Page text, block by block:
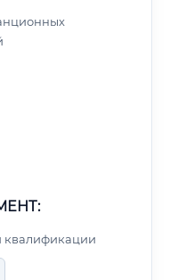
квалификации